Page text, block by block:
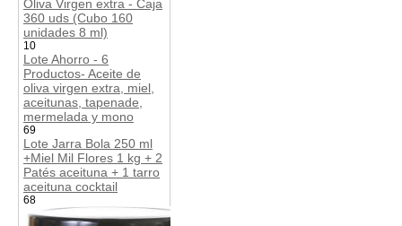
Oliva Virgen extra - Caja
360 uds (Cubo 160
unidades 8 ml)
10
Lote Ahorro - 6
Productos- Aceite de
oliva virgen extra, miel,
aceitunas, tapenade,
mermelada y mono
69
Lote Jarra Bola 250 ml
+Miel Mil Flores 1 kg + 2
Patés aceituna + 1 tarro
aceituna cocktail
68